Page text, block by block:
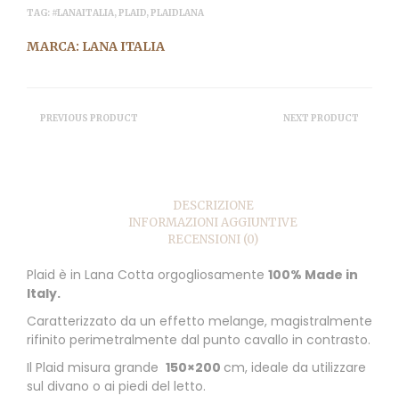
TAG: #LANAITALIA,PLAID,PLAIDLANA
MARCA: LANA ITALIA
PREVIOUS PRODUCT NEXT PRODUCT
DESCRIZIONE
INFORMAZIONI AGGIUNTIVE
RECENSIONI (0)
Plaid è in Lana Cotta orgogliosamente 100% Made in
Italy.
Caratterizzato da un effetto melange, magistralmente
rifinito perimetralmente dal punto cavallo in contrasto.
Il Plaid misura grande 150×200 cm, ideale da utilizzare
sul divano o ai piedi del letto.